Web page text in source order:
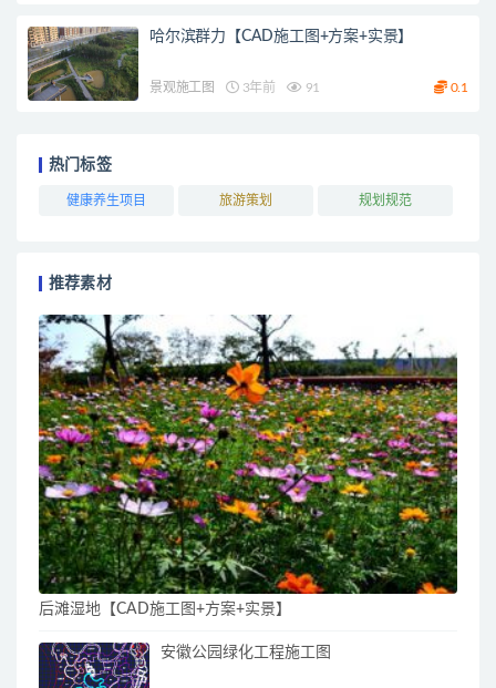
哈尔滨群力【CAD施工图+方案+实景】
景观施工图 3年前 91 0.1
热门标签
健康养生项目 旅游策划 规划规范
推荐素材
后滩湿地【CAD施工图+方案+实景】
安徽公园绿化工程施工图